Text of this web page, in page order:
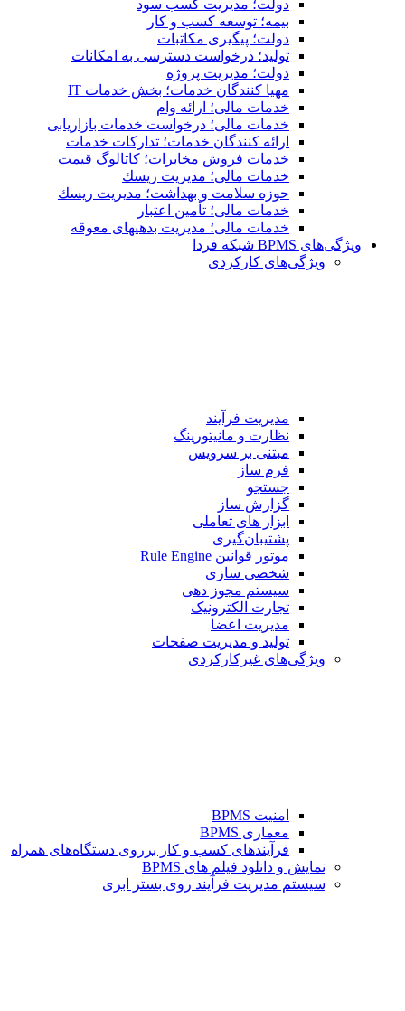
دولت؛ مدیریت کسب سود
بیمه؛ توسعه کسب و کار
دولت؛ پیگیری مکاتبات
تولید؛ درخواست دسترسی به امكانات
دولت؛ مدیریت پروژه
مهیا کنندگان خدمات؛ بخش خدمات IT
خدمات مالی؛ ارائه وام
خدمات مالی؛ درخواست خدمات بازاریابی
ارائه کنندگان خدمات؛ تدارکات خدمات
خدمات فروش مخابرات؛ کاتالوگ قیمت
خدمات مالی؛ مدیریت ریسك
حوزه سلامت و بهداشت؛ مدیریت ریسك
خدمات مالی؛ تأمین اعتبار
خدمات مالی؛ مدیریت بدهیهاى معوقه
ویژگی‌های BPMS شبکه فردا
ویژگی‌های كاركردی
مدیریت فرآیند
نظارت و مانیتورینگ
مبتنی بر سرویس
فرم ساز
جستجو
گزارش ساز
ابزار های تعاملی
پشتیبان‌گیری
موتور قوانین Rule Engine
شخصی سازی
سیستم مجوز دهی
تجارت الکترونیک
مدیریت اعضا
تولید و مدیریت صفحات
ویژگی‌های غیرکارکردی
امنیت BPMS
معماری BPMS
فرآیندهای کسب و کار برروی دستگاه‌های همراه
نمایش و دانلود فیلم های BPMS
سیستم مدیریت فرآیند روی بستر ابری